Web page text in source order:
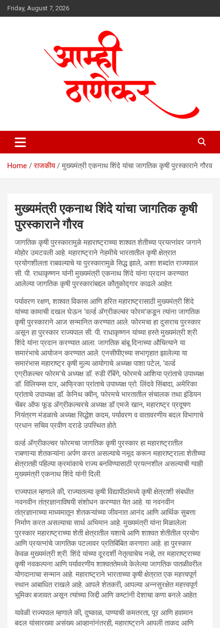
Skip
to
Friday, August 7, 2026
aamhithanekar.com
Home राजकीय मुख्यमंत्री एकनाथ शिंदे यांचा जागतिक कृषी पुरस्काराने गौरव
मुख्यमंत्री एकनाथ शिंदे यांचा जागतिक कृषी
पुरस्काराने गौरव
जागतिक कृषी पुरस्कारामुळे महाराष्ट्राच्या शाश्वत शेतीच्या प्रयत्नांवर जगाने
मोहोर उमटवली आहे. महाराष्ट्राने नेहमीचे भारतातील कृषी क्षेत्रात
प्रयोगशीलता राबवल्याचे या पुरस्कारामुळे सिद्ध झाले, अशा शब्दांत राज्यपाल
सी. पी. राधाकृष्णन यांनी मुख्यमंत्री एकनाथ शिंदे यांना प्रदान करण्यात
आलेल्या जागतिक कृषी पुरस्कारांबद्दल कौतुकोद्गार काढले आहेत.
पर्यावरण रक्षण, शाश्वत विकास आणि हरित महाराष्ट्रासाठी मुख्यमंत्री शिंदे
यांच्या कामाची दखल घेऊन ‘वर्ल्ड ॲग्रीकल्चर फोरम’कडून त्यांना जागतिक
कृषी पुरस्काराने आज सन्मानित करण्यात आले. फोरमचा हा दुसराच पुरस्कार
असून हा पुरस्कार राज्यपाल सी. पी. राधाकृष्णन यांच्या हस्ते मुख्यमंत्री श्री
शिंदे यांना प्रदान करण्यात आला. जागतिक बांबू दिनाच्या औचित्याने या
समारंभाचे आयोजन करण्यात आले. एनसीपीएच्या सभागृहात झालेल्या या
समारंभास महाराष्ट्र कृषी मुल्य आयोगाचे अध्यक्ष पाशा पटेल, ‘वर्ल्ड
एग्रीकल्चर फोरम’चे अध्यक्ष डॉ. रुडी रॅबिंगे, फोरमचे आशिया प्रांताचे उपाध्यक्ष
डॉ. विलियम्स दार, आफ्रिका प्रांताचे उपाध्यक्ष प्रो. लिंदवे सिंबादा, अमेरिका
प्रांताचे उपाध्यक्ष डॉ. केनिथ क्वीन्, फोरमचे भारतातील संचालक तथा इंडियन
चेंबर ऑफ फूड ॲग्रीकल्चरचे अध्यक्ष डॉ एमजे खान, महाराष्ट्र प्रदूषण
नियंत्रण मंडळाचे अध्यक्ष सिद्धेश कदम, पर्यावरण व वातावरणीय बदल विभागाचे
प्रधान सचिव प्रवीण दराडे उपस्थित होते.
वर्ल्ड ॲग्रीकल्चर फोरमचा जागतिक कृषी पुरस्कार हा महाराष्ट्रातील
राबणाऱ्या शेतकऱ्यांना अर्पण करत असल्याचे नमूद करून महाराष्ट्राला शेतीच्या
क्षेत्रातही पहिल्या क्रमांकाचे राज्य बनविण्यासाठी प्रयत्नशील असल्याची ग्वाही
मुख्यमंत्री एकनाथ शिंदे यांनी दिली.
राज्यपाल म्हणाले की, राज्यातल्या कृषी विद्यापीठांमध्ये कृषी क्षेत्राशी संबधीत
नवनवीन तंत्रज्ञानाविषयी संशोधन करण्यात येत आहे. या नवनवीन
तंत्रज्ञानाच्या माध्यमातून शेतकऱ्यांच्या जीवनात आनंद आणि आर्थिक सुबत्ता
निर्माण करत असल्याचा सार्थ अभिमान आहे. मुख्यमंत्री यांना मिळालेला
पुरस्कार महाराष्ट्राच्या शेती क्षेत्रातील यशाचे आणि शाश्वत शेतीतील प्रयोग
आणि प्रयत्नांचे जागतिक पटलावर प्रतिबिंबित करणारा आहे. हा पुरस्कार
केवळ मुख्यमंत्री श्री. शिंदे यांच्या दूरदर्शी नेतृत्वाचेच नव्हे, तर महाराष्ट्राच्या
कृषी नवकल्पना आणि पर्यावरणीय शाश्वततेमध्ये केलेल्या जागतिक पातळीवरील
योगदानाचा सन्मान आहे. महाराष्ट्राने भारताच्या कृषी क्षेत्रात एक महत्त्वपूर्ण
स्थान आबाधित राखले आहे. आपले शेतकरी, आपल्या अन्नसुरक्षेत महत्त्वपूर्ण
भूमिका बजावत असून त्यांच्या जिद्दी आणि कष्टांनी देशाचा कणा बनले आहेत.
यावेळी राज्यपाल म्हणाले की, दुष्काळ, पाण्याची कमतरता, पूर आणि हवामान
बदल यांसारख्या असंख्य आव्हानांनंतरही, महाराष्ट्राने आपली ताकद आणि